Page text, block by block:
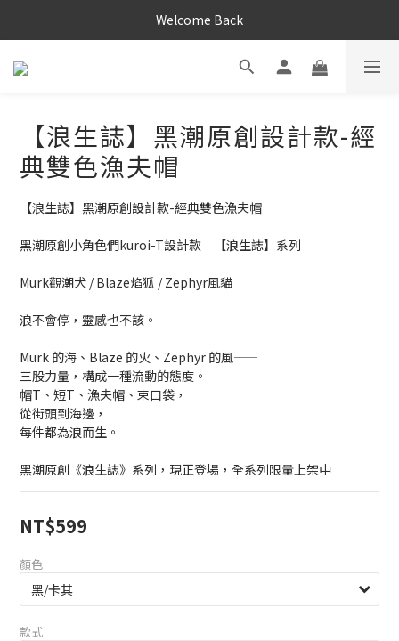
Welcome Back
【浪生誌】黑潮原創設計款-經
典雙色漁夫帽
【浪生誌】黑潮原創設計款-經典雙色漁夫帽
黑潮原創小角色們kuroi-T設計款｜【浪生誌】系列
Murk觀潮犬 / Blaze焰狐 / Zephyr風貓
浪不會停，靈感也不該。
Murk 的海、Blaze 的火、Zephyr 的風——
三股力量，構成一種流動的態度。
帽T、短T、漁夫帽、束口袋，
從街頭到海邊，
每件都為浪而生。
黑潮原創《浪生誌》系列，現正登場，全系列限量上架中
NT$599
顏色
款式